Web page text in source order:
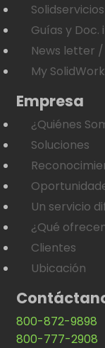
Guías y
News letter
My
Empresa
¿Quiénes
Soluciones
Un servicio
¿Qué
Clientes
Ubicación
800-872-9898
800-777-2908